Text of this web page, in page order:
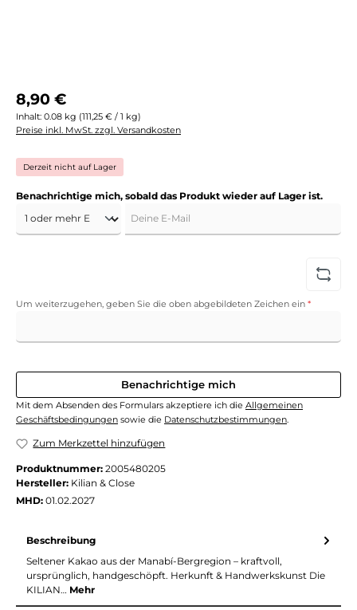
Regulärer Preis:
8,90 €
Inhalt: 0.08 kg (111,25 € / 1 kg)
Preise inkl. MwSt. zzgl. Versandkosten
Derzeit nicht auf Lager
Benachrichtige mich, sobald das Produkt wieder auf Lager ist.
Um weiterzugehen, geben Sie die oben abgebildeten Zeichen ein *
Benachrichtige mich
Mit dem Absenden des Formulars akzeptiere ich die Allgemeinen
Geschäftsbedingungen sowie die Datenschutzbestimmungen
Zum Merkzettel hinzufügen
Produktnummer: 2005480205
Hersteller: Kilian & Close
MHD: 01.02.2027
Beschreibung
Seltener Kakao aus der Manabí-Bergregion – kraftvoll,
ursprünglich, handgeschöpft. Herkunft & Handwerkskunst Die
KILIAN… Mehr